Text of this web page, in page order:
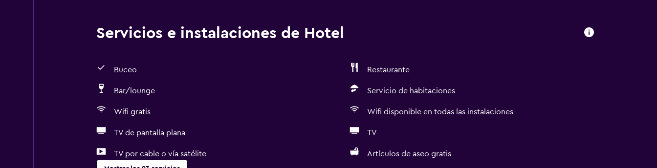
Servicios e instalaciones de Hotel
Buceo Restaurante
Bar/lounge Servicio de habitaciones
Wifi gratis Wifi disponible en todas las instalaciones
TV de pantalla plana TV
TV por cable o vía satélite Artículos de aseo gratis